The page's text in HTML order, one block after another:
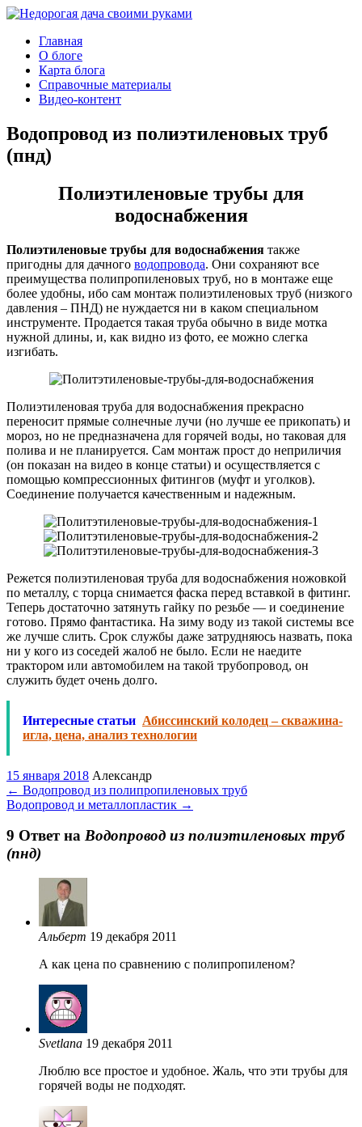
Главная
О блоге
Карта блога
Справочные материалы
Видео-контент
Водопровод из полиэтиленовых труб
(пнд)
Полиэтиленовые трубы для
водоснабжения
Полиэтиленовые трубы для водоснабжения также
пригодны для дачного водопровода. Они сохраняют все
преимущества полипропиленовых труб, но в монтаже еще
более удобны, ибо сам монтаж полиэтиленовых труб (низкого
давления – ПНД) не нуждается ни в каком специальном
инструменте. Продается такая труба обычно в виде мотка
нужной длины, и, как видно из фото, ее можно слегка
изгибать.
Полиэтиленовая труба для водоснабжения прекрасно
переносит прямые солнечные лучи (но лучше ее прикопать) и
мороз, но не предназначена для горячей воды, но таковая для
полива и не планируется. Сам монтаж прост до неприличия
(он показан на видео в конце статьи) и осуществляется с
помощью компрессионных фитингов (муфт и уголков).
Соединение получается качественным и надежным.
Режется полиэтиленовая труба для водоснабжения ножовкой
по металлу, с торца снимается фаска перед вставкой в фитинг.
Теперь достаточно затянуть гайку по резьбе — и соединение
готово. Прямо фантастика. На зиму воду из такой системы все
же лучше слить. Срок службы даже затрудняюсь назвать, пока
ни у кого из соседей жалоб не было. Если не наедите
трактором или автомобилем на такой трубопровод, он
служить будет очень долго.
Интересные статьи Абиссинский колодец – скважина-
игла, цена, анализ технологии
15 января 2018 Александр
← Водопровод из полипропиленовых труб
Водопровод и металлопластик →
9 Oтвет на Водопровод из полиэтиленовых труб
(пнд)
Альберт 19 декабря 2011
А как цена по сравнению с полипропиленом?
Svetlana 19 декабря 2011
Люблю все простое и удобное. Жаль, что эти трубы для
горячей воды не подходят.